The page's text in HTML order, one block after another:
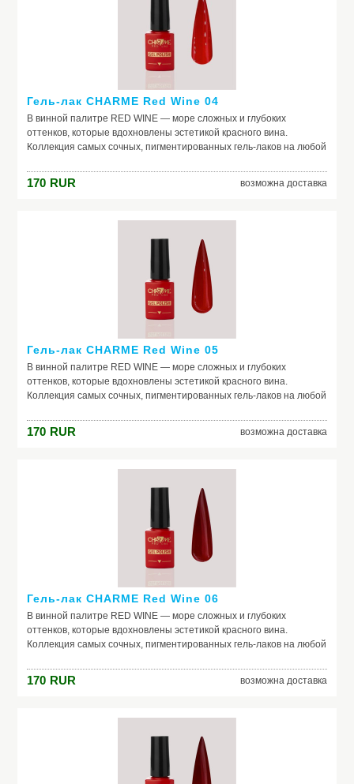
Гель-лак CHARME Red Wine 04
В винной палитре RED WINE — море сложных и глубоких
оттенков, которые вдохновлены эстетикой красного вина.
Коллекция самых сочных, пигментированных гель-лаков на любой
вдохновением. Скорее открывай свой, как бутылку изысканного
вина, и пили шедевральные nails.
170 RUR возможна доставка
Гель-лак CHARME Red Wine 05
В винной палитре RED WINE — море сложных и глубоких
оттенков, которые вдохновлены эстетикой красного вина.
Коллекция самых сочных, пигментированных гель-лаков на любой
вдохновением. Скорее открывай свой, как бутылку изысканного
вина, и пили шедевральные nails.
170 RUR возможна доставка
Гель-лак CHARME Red Wine 06
В винной палитре RED WINE — море сложных и глубоких
оттенков, которые вдохновлены эстетикой красного вина.
Коллекция самых сочных, пигментированных гель-лаков на любой
вдохновением. Скорее открывай свой, как бутылку изысканного
вина, и пили шедевральные nails.
170 RUR возможна доставка